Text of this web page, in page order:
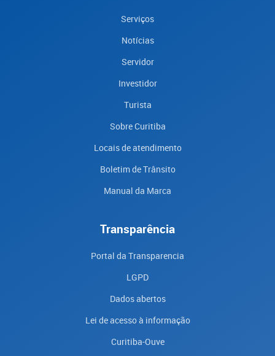
Serviços
Notícias
Servidor
Investidor
Turista
Sobre Curitiba
Locais de atendimento
Boletim de Trânsito
Manual da Marca
Transparência
Portal da Transparencia
LGPD
Dados abertos
Lei de acesso à informação
Curitiba-Ouve